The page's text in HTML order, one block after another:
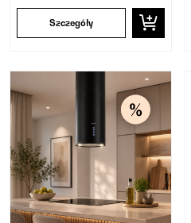
Szczegóły